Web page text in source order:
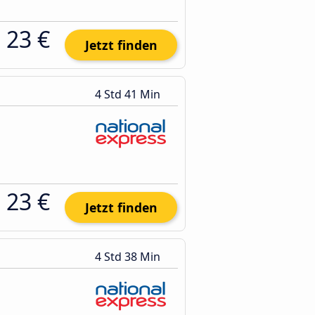
23 € Jetzt finden
4 Std 41 Min
23 € Jetzt finden
4 Std 38 Min